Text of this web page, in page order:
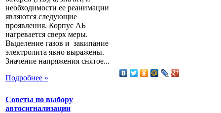
необходимости ее реанимации
являются следующие
проявления. Корпус АБ
нагревается сверх меры.
Выделение газов и закипание
электролита явно выражены.
Значение напряжения снятое...
Подробнее »
Советы по выбору
автосигнализации